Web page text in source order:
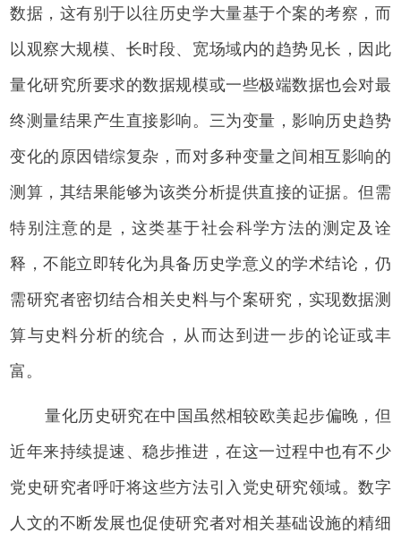
数据，这有别于以往历史学大量基于个案的考察，而
以观察大规模、长时段、宽场域内的趋势见长，因此
量化研究所要求的数据规模或一些极端数据也会对最
终测量结果产生直接影响。三为变量，影响历史趋势
变化的原因错综复杂，而对多种变量之间相互影响的
测算，其结果能够为该类分析提供直接的证据。但需
特别注意的是，这类基于社会科学方法的测定及诠
释，不能立即转化为具备历史学意义的学术结论，仍
需研究者密切结合相关史料与个案研究，实现数据测
算与史料分析的统合，从而达到进一步的论证或丰
富。
量化历史研究在中国虽然相较欧美起步偏晚，但
近年来持续提速、稳步推进，在这一过程中也有不少
党史研究者呼吁将这些方法引入党史研究领域。数字
人文的不断发展也促使研究者对相关基础设施的精细